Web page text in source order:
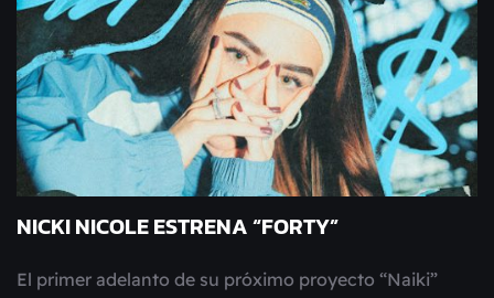
NICKI NICOLE ESTRENA “FORTY”
El primer adelanto de su próximo proyecto “Naiki”